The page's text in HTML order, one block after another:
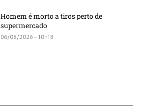
Homem é morto a tiros perto de
supermercado
06/08/2026 - 10h18